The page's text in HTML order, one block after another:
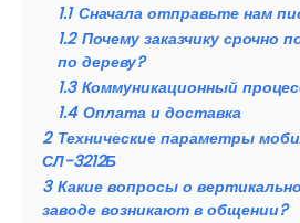
1.1 Сначала отправьте нам
1.2 Почему заказчику срочно
по дереву?
1.3 Коммуникационный
1.4 Оплата и доставка
2 Технические параметры
СЛ-3212Б
3 Какие вопросы о
заводе возникают в общении?